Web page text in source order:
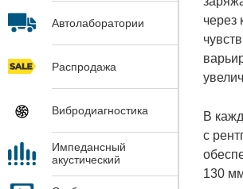
Автолаборатории
Распродажа
Вибродиагностика
Импедансный
акустический
через
В
с
130